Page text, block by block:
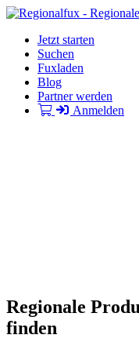
Jetzt starten
Suchen
Fuxladen
Blog
Partner werden
Anmelden
Regionale
finden